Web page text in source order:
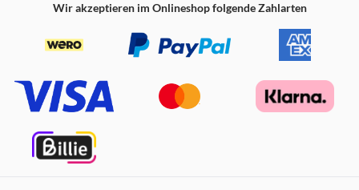
Wir akzeptieren im Onlineshop folgende Zahlarten